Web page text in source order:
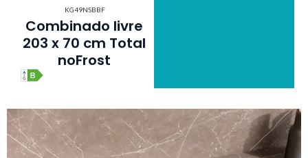
KG49NSBBF
Combinado livre
203 x 70 cm Total
noFrost